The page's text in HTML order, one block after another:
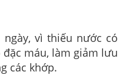
vì thiếu nước có
máu, làm giảm lưu
các khớp.